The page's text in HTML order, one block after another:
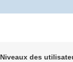
Niveaux des